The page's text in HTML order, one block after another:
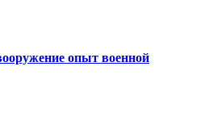
опыт военной